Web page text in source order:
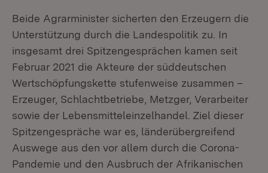
Beide Agrarminister sicherten den Erzeugern die
Unterstützung durch die Landespolitik zu. In
insgesamt drei Spitzengesprächen kamen seit
Februar 2021 die Akteure der süddeutschen
Wertschöpfungskette stufenweise zusammen –
Erzeuger, Schlachtbetriebe, Metzger, Verarbeiter
sowie der Lebensmitteleinzelhandel. Ziel dieser
Spitzengespräche war es, länderübergreifend
Auswege aus den vor allem durch die Corona-
Pandemie und den Ausbruch der Afrikanischen